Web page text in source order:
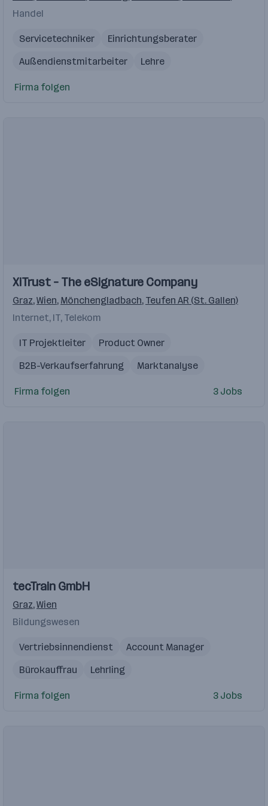
Handel
Servicetechniker
Einrichtungsberater
Außendienstmitarbeiter
Lehre
Großhandelskaufmann
Firma folgen
XiTrust – The eSignature Company
Graz,Wien, Mönchengladbach, Teufen AR (St. Gallen)
Internet, IT, Telekom
IT Projektleiter
Product Owner
B2B-Verkaufserfahrung
Marktanalyse
Online Marketing Manager
Firma folgen 3 Jobs
tecTrain GmbH
Graz,Wien
Bildungswesen
Vertriebsinnendienst
Account Manager
Bürokauffrau
Lehrling
Erfahrung in der Organisation von Schulungen oder
Firma folgen 3 Jobs